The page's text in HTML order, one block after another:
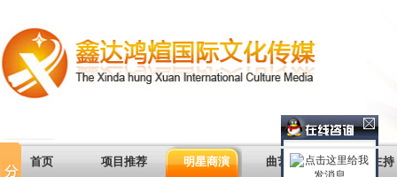
首页 项目推荐 明星商演 曲艺杂谈 著名主持